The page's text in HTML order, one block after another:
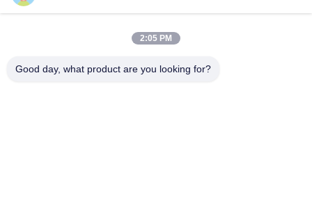
Recommended Products
2:05 PM
Good day, what product are you looking for?